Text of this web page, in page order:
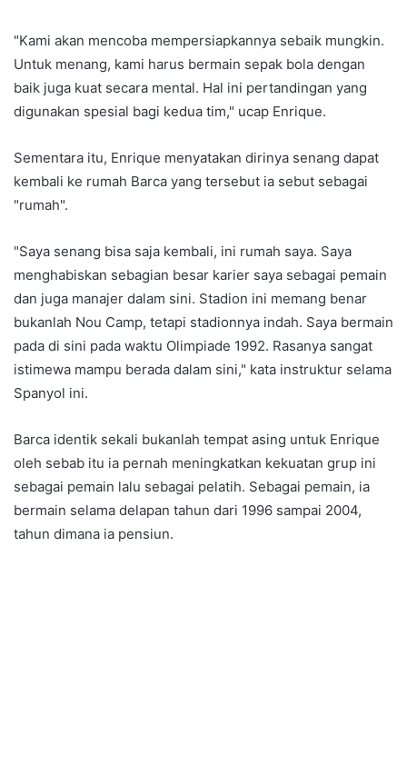
"Kami akan mencoba mempersiapkannya sebaik mungkin.
Untuk menang, kami harus bermain sepak bola dengan
baik juga kuat secara mental. Hal ini pertandingan yang
digunakan spesial bagi kedua tim," ucap Enrique.
Sementara itu, Enrique menyatakan dirinya senang dapat
kembali ke rumah Barca yang tersebut ia sebut sebagai
"rumah".
"Saya senang bisa saja kembali, ini rumah saya. Saya
menghabiskan sebagian besar karier saya sebagai pemain
dan juga manajer dalam sini. Stadion ini memang benar
bukanlah Nou Camp, tetapi stadionnya indah. Saya bermain
pada di sini pada waktu Olimpiade 1992. Rasanya sangat
istimewa mampu berada dalam sini," kata instruktur selama
Spanyol ini.
Barca identik sekali bukanlah tempat asing untuk Enrique
oleh sebab itu ia pernah meningkatkan kekuatan grup ini
sebagai pemain lalu sebagai pelatih. Sebagai pemain, ia
bermain selama delapan tahun dari 1996 sampai 2004,
tahun dimana ia pensiun.